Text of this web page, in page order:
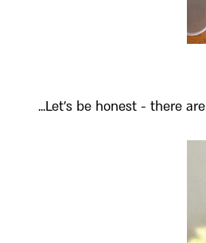
Let’s be honest - there